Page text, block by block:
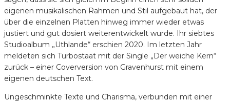
eigenen musikalischen Rahmen und Stil aufgebaut hat, der
über die einzelnen Platten hinweg immer wieder etwas
justiert und gut dosiert weiterentwickelt wurde. Ihr siebtes
Studioalbum „Uthlande“ erschien 2020. Im letzten Jahr
meldeten sich Turbostaat mit der Single „Der weiche Kern“
zurück – einer Coverversion von Gravenhurst mit einem
eigenen deutschen Text.
Ungeschminkte Texte und Charisma, verbunden mit einer